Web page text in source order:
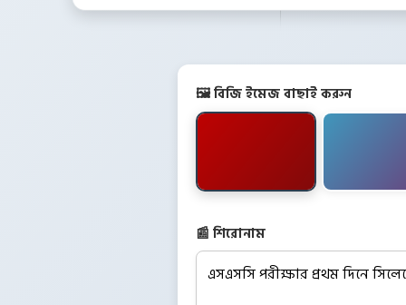
🖼️ বিজি ইমেজ বাছাই করুন
📰 শিরোনাম